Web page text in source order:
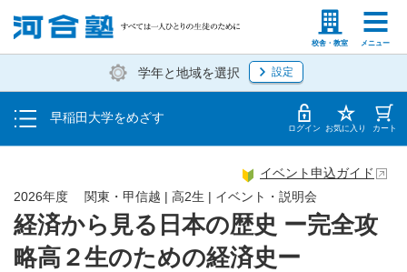
校舎・教室 メニュー
塾生の方 高等学校の先生
学年と地域を選択 設定
早稲田大学をめざす
大学を知る
受験対策をする
早大志望者のためのイベント ログイン お気に入り カート
経済から見る日本の歴史 ー完全攻
略高２生のための経済史ー
2026年度 関東・甲信越 | 高2生 | イベント・説明会
イベント申込ガイド